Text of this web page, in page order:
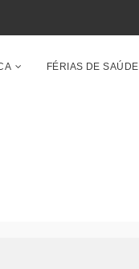
FÉRIAS DE SAÚDE